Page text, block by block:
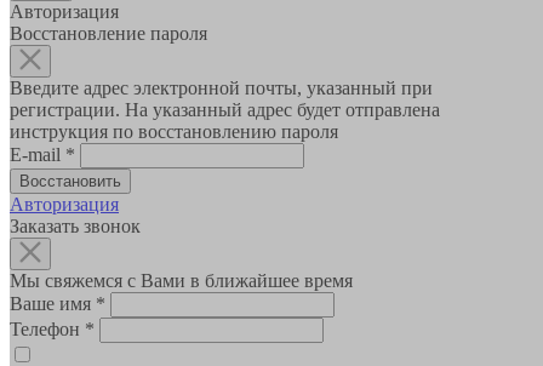
Авторизация
Восстановление пароля
Введите адрес электронной почты, указанный при
регистрации. На указанный адрес будет отправлена
инструкция по восстановлению пароля
E-mail *
Авторизация
Заказать звонок
Мы свяжемся с Вами в ближайшее время
Ваше имя *
Телефон *